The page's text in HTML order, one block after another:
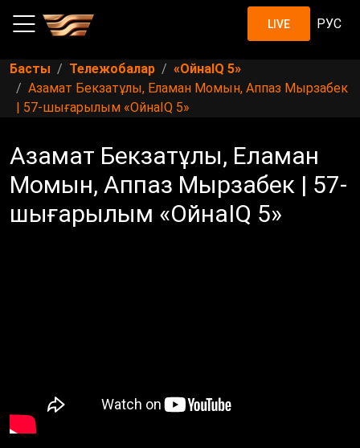
LIVE РУС
Басты Тележобалар
«ОйнаIQ 5»
Азамат Бекзатұлы, Еламан Момын, Аппаз Мырзабек
| 57-шығарылым «ОйнаIQ 5»
Азамат Бекзатұлы, Еламан
Момын, Аппаз Мырзабек | 57-
шығарылым «ОйнаIQ 5»